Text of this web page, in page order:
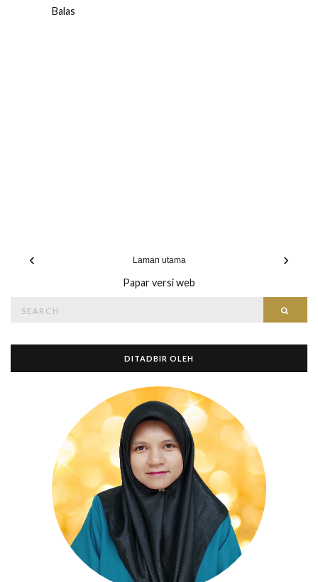
Balas
‹ ›
Laman utama
Papar versi web
for:
DITADBIR OLEH